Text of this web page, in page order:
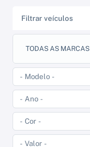
Filtrar veículos
TODAS AS MARCAS